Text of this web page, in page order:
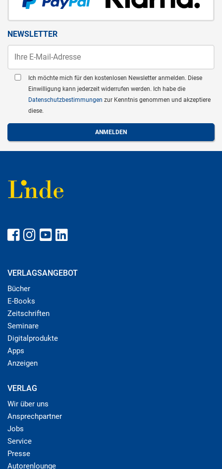
NEWSLETTER
Ich möchte mich für den kostenlosen Newsletter anmelden. Diese
Einwilligung kann jederzeit widerrufen werden. Ich habe die
Datenschutzbestimmungen zur Kenntnis genommen und akzeptiere
diese.
VERLAGSANGEBOT
Bücher
E-Books
Zeitschriften
Seminare
Digitalprodukte
Apps
Anzeigen
VERLAG
Wir über uns
Ansprechpartner
Jobs
Service
Presse
Autorenlounge